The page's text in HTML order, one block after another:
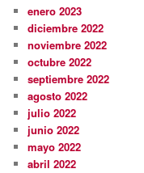
enero 2023
diciembre 2022
noviembre 2022
octubre 2022
septiembre 2022
agosto 2022
julio 2022
junio 2022
mayo 2022
abril 2022